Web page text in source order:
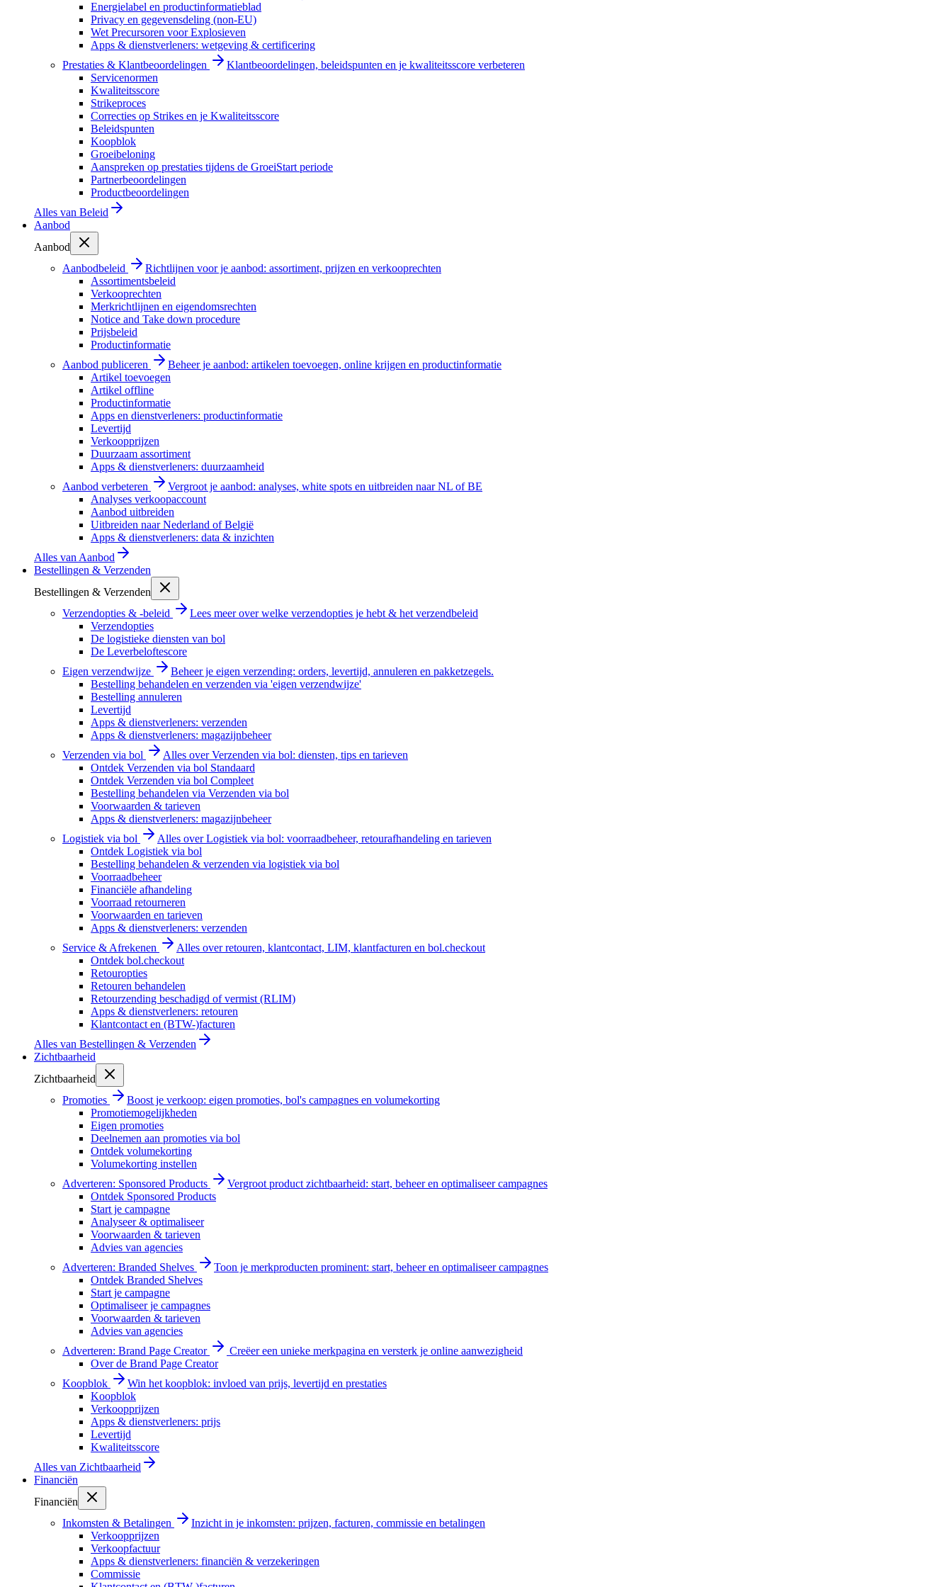
Energielabel en productinformatieblad
Privacy en gegevensdeling (non-EU)
Wet Precursoren voor Explosieven
Apps & dienstverleners: wetgeving & certificering
Prestaties & Klantbeoordelingen
Klantbeoordelingen, beleidspunten en je kwaliteitsscore verbeteren
Servicenormen
Kwaliteitsscore
Strikeproces
Correcties op Strikes en je Kwaliteitsscore
Beleidspunten
Koopblok
Groeibeloning
Aanspreken op prestaties tijdens de GroeiStart periode
Partnerbeoordelingen
Productbeoordelingen
Alles van Beleid
Aanbod
Aanbod
Aanbodbeleid
Richtlijnen voor je aanbod: assortiment, prijzen en verkooprechten
Assortimentsbeleid
Verkooprechten
Merkrichtlijnen en eigendomsrechten
Notice and Take down procedure
Prijsbeleid
Productinformatie
Aanbod publiceren
Beheer je aanbod: artikelen toevoegen, online krijgen en productinformatie
Artikel toevoegen
Artikel offline
Productinformatie
Apps en dienstverleners: productinformatie
Levertijd
Verkoopprijzen
Duurzaam assortiment
Apps & dienstverleners: duurzaamheid
Aanbod verbeteren
Vergroot je aanbod: analyses, white spots en uitbreiden naar NL of BE
Analyses verkoopaccount
Aanbod uitbreiden
Uitbreiden naar Nederland of België
Apps & dienstverleners: data & inzichten
Alles van Aanbod
Bestellingen & Verzenden
Bestellingen & Verzenden
Verzendopties & -beleid
Lees meer over welke verzendopties je hebt & het verzendbeleid
Verzendopties
De logistieke diensten van bol
De Leverbeloftescore
Eigen verzendwijze
Beheer je eigen verzending: orders, levertijd, annuleren en pakketzegels.
Bestelling behandelen en verzenden via 'eigen verzendwijze'
Bestelling annuleren
Levertijd
Apps & dienstverleners: verzenden
Apps & dienstverleners: magazijnbeheer
Verzenden via bol
Alles over Verzenden via bol: diensten, tips en tarieven
Ontdek Verzenden via bol Standaard
Ontdek Verzenden via bol Compleet
Bestelling behandelen via Verzenden via bol
Voorwaarden & tarieven
Apps & dienstverleners: magazijnbeheer
Logistiek via bol
Alles over Logistiek via bol: voorraadbeheer, retourafhandeling en tarieven
Ontdek Logistiek via bol
Bestelling behandelen & verzenden via logistiek via bol
Voorraadbeheer
Financiële afhandeling
Voorraad retourneren
Voorwaarden en tarieven
Apps & dienstverleners: verzenden
Service & Afrekenen
Alles over retouren, klantcontact, LIM, klantfacturen en bol.checkout
Ontdek bol.checkout
Retouropties
Retouren behandelen
Retourzending beschadigd of vermist (RLIM)
Apps & dienstverleners: retouren
Klantcontact en (BTW-)facturen
Alles van Bestellingen & Verzenden
Zichtbaarheid
Zichtbaarheid
Promoties
Boost je verkoop: eigen promoties, bol's campagnes en volumekorting
Promotiemogelijkheden
Eigen promoties
Deelnemen aan promoties via bol
Ontdek volumekorting
Volumekorting instellen
Adverteren: Sponsored Products
Vergroot product zichtbaarheid: start, beheer en optimaliseer campagnes
Ontdek Sponsored Products
Start je campagne
Analyseer & optimaliseer
Voorwaarden & tarieven
Advies van agencies
Adverteren: Branded Shelves
Toon je merkproducten prominent: start, beheer en optimaliseer campagnes
Ontdek Branded Shelves
Start je campagne
Optimaliseer je campagnes
Voorwaarden & tarieven
Advies van agencies
Adverteren: Brand Page Creator
Creëer een unieke merkpagina en versterk je online aanwezigheid
Over de Brand Page Creator
Koopblok
Win het koopblok: invloed van prijs, levertijd en prestaties
Koopblok
Verkoopprijzen
Apps & dienstverleners: prijs
Levertijd
Kwaliteitsscore
Alles van Zichtbaarheid
Financiën
Financiën
Inkomsten & Betalingen
Inzicht in je inkomsten: prijzen, facturen, commissie en betalingen
Verkoopprijzen
Verkoopfactuur
Apps & dienstverleners: financiën & verzekeringen
Commissie